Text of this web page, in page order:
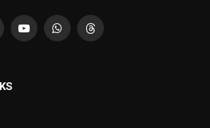
YouTubeWhatsAppThreads